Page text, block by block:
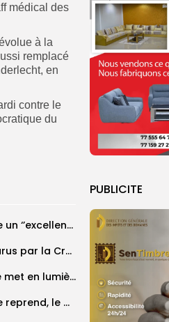
PUBLICITE
médical des
à la
remplacé
en
contre le
du
Bassirou Diomaye Faye souhaite un ‘’excellent Magal’’ aux fidèles
Magal 2026 : 566 pèlerins secourus par la Croix-Rouge sénégalaise
Grand Magal 2026 : un colloque met en lumière la portée universelle...
‎CAN féminine 2026 : le Nigeria se reprend, le Malawi surprend encore...